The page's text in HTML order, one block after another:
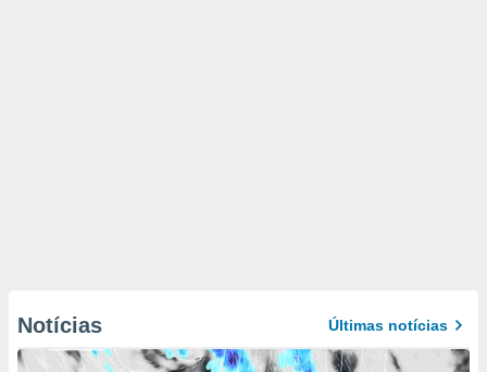
Notícias Últimas notícias